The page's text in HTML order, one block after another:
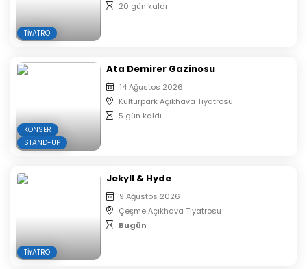
TIYATRO
20 gün kaldı
KONSER
STAND-UP
Ata Demirer Gazinosu
14 Ağustos 2026
Kültürpark Açıkhava Tiyatrosu
5 gün kaldı
TIYATRO
Jekyll & Hyde
9 Ağustos 2026
Çeşme Açıkhava Tiyatrosu
Bugün